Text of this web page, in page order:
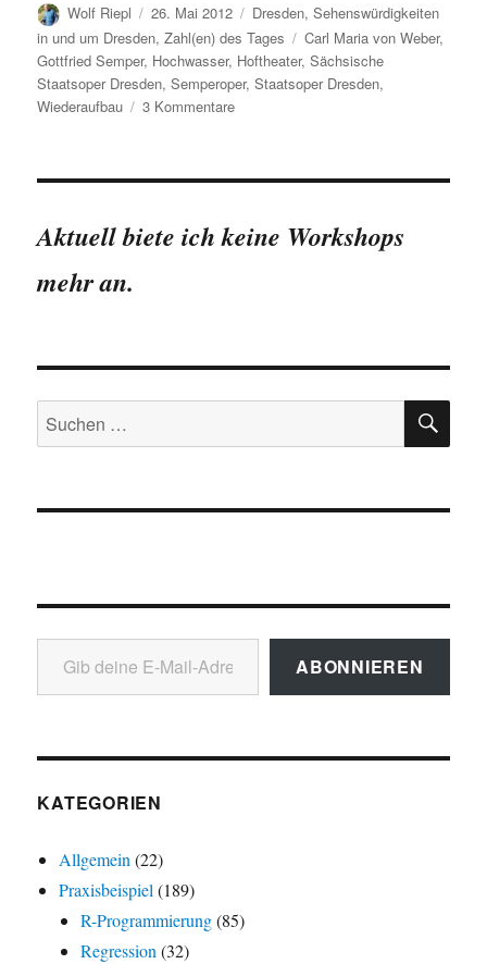
Autor
Wolf Riepl
Veröffentlicht
am
26. Mai 2012 Kategorien
Dresden,Sehenswürdigkeiten
in und um Dresden,Zahl(en) des Tages Schlagwörter
Carl Maria von Weber,
Gottfried Semper, Hochwasser, Hoftheater,Sächsische
Staatsoper Dresden,Semperoper,Staatsoper Dresden,
Wiederaufbau
3 Kommentarezu
Aktuell biete ich keine Workshops
mehr an.
Suchen
nach:
Gib deine E-Mail-Adresse ein ...
ABONNIEREN
KATEGORIEN
Allgemein (22)
Praxisbeispiel (189)
R-Programmierung(85)
Regression (32)